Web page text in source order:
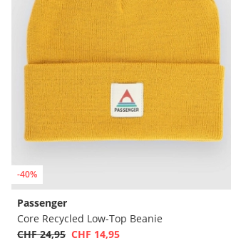
-40%
Passenger
Core Recycled Low-Top Beanie
CHF 24,95 CHF 14,95